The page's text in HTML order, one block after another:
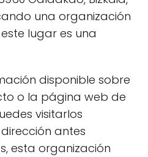
una organización
lugar es una
disponible sobre
o la página web de
visitarlos
antes
esta organización